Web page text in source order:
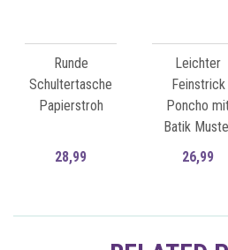
Runde
Schultertasche
Papierstroh
28,99
Leichter
Feinstrick
Poncho
Batik
26,99